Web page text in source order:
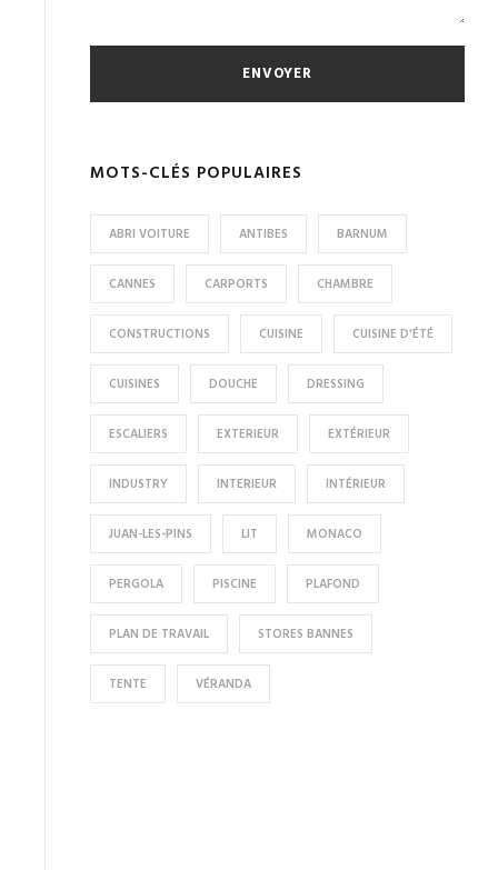
MOTS-CLÉS POPULAIRES
ABRI VOITURE ANTIBES BARNUM
CANNES CARPORTS CHAMBRE
CONSTRUCTIONS CUISINE CUISINE D'ÉTÉ
CUISINES DOUCHE DRESSING
ESCALIERS EXTERIEUR EXTÉRIEUR
INDUSTRY INTERIEUR INTÉRIEUR
JUAN-LES-PINS LIT MONACO
PERGOLA PISCINE PLAFOND
PLAN DE TRAVAIL STORES BANNES
TENTE VÉRANDA